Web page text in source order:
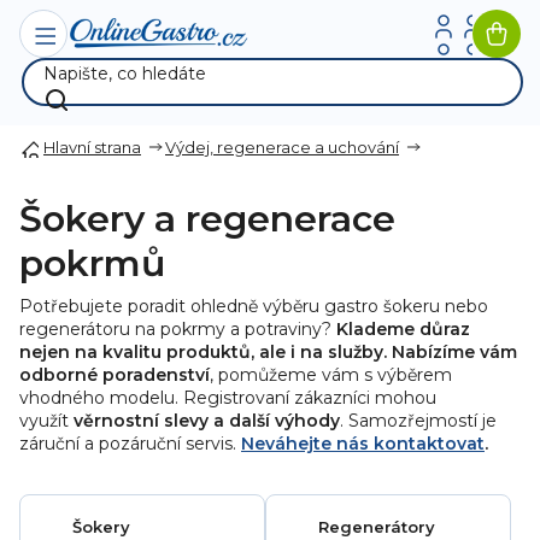
Přejít
obsah
Hlavní strana Výdej, regenerace a uchování
Šokery a regenerace
pokrmů
Potřebujete poradit ohledně výběru gastro šokeru nebo
regenerátoru na pokrmy a potraviny? Klademe důraz
nejen na kvalitu produktů, ale i na služby. Nabízíme vám
odborné poradenství, pomůžeme vám s výběrem
vhodného modelu. Registrovaní zákazníci mohou
využít věrnostní slevy a další výhody. Samozřejmostí je
záruční a pozáruční servis. Neváhejte nás kontaktovat.
Šokery Regenerátory